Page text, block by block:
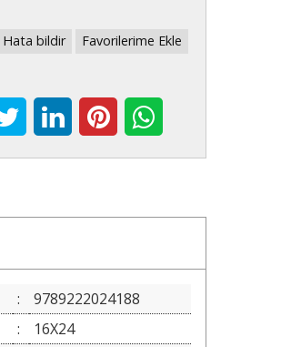
Hata bildir Favorilerime Ekle
:
9789222024188
:
16X24